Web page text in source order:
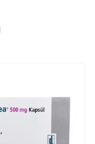
также у
и печени,
в 1970 году в